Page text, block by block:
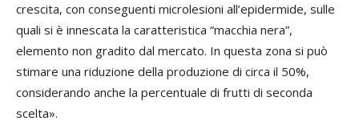
crescita, con conseguenti microlesioni all’epidermide, sulle
quali si è innescata la caratteristica “macchia nera”,
elemento non gradito dal mercato. In questa zona si può
stimare una riduzione della produzione di circa il 50%,
considerando anche la percentuale di frutti di seconda
scelta».